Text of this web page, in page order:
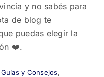
y no sabés para
de blog te
puedas elegir la
❤️.
Guías y Consejos,